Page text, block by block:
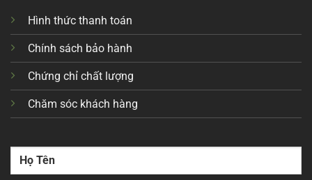
Hình thức thanh toán
Chính sách bảo hành
Chứng chỉ chất lượng
Chăm sóc khách hàng